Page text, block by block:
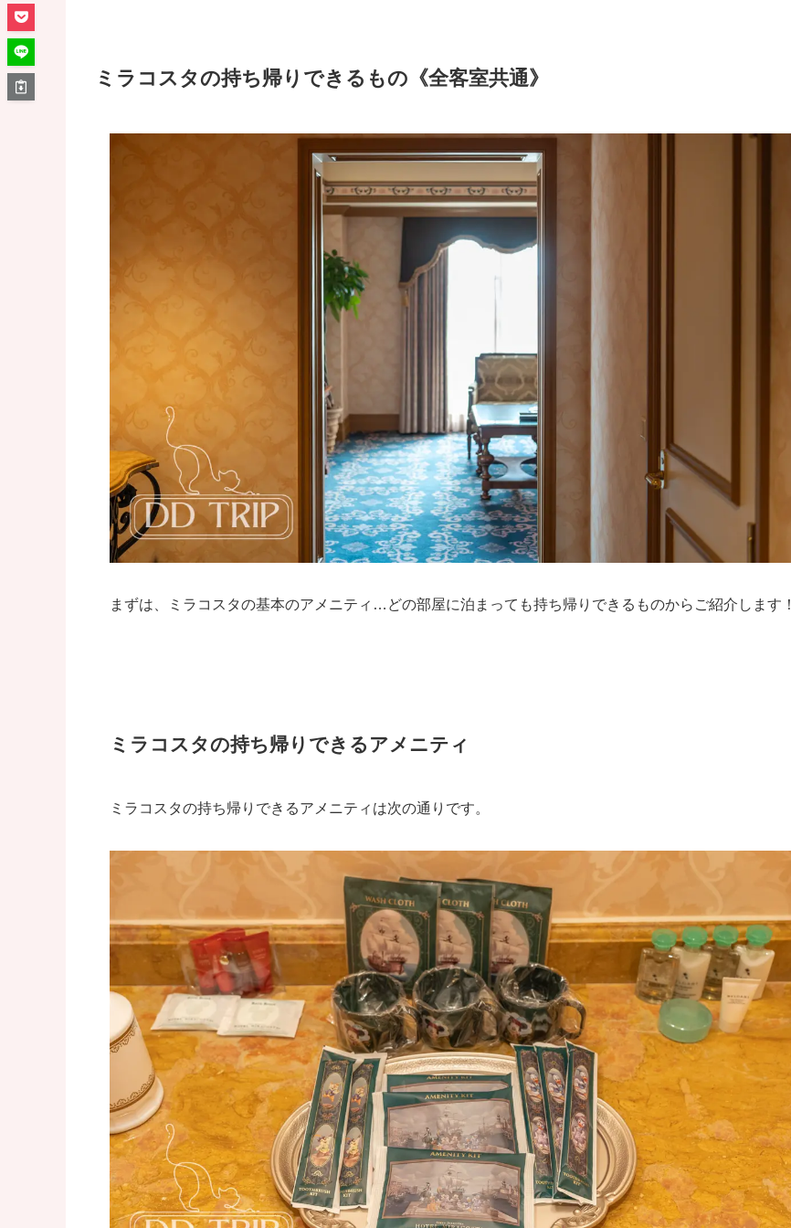
ミラコスタの持ち帰りできるもの《全客室共通》
まずは、ミラコスタの基本のアメニティ…どの部屋に泊まっても持ち帰りできるものからご紹介します！
ミラコスタの持ち帰りできるアメニティ
ミラコスタの持ち帰りできるアメニティは次の通りです。